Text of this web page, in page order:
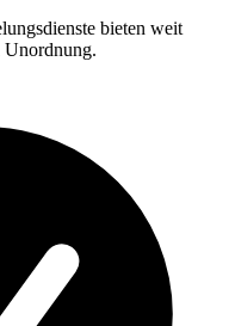
bieten weit
Unordnung.